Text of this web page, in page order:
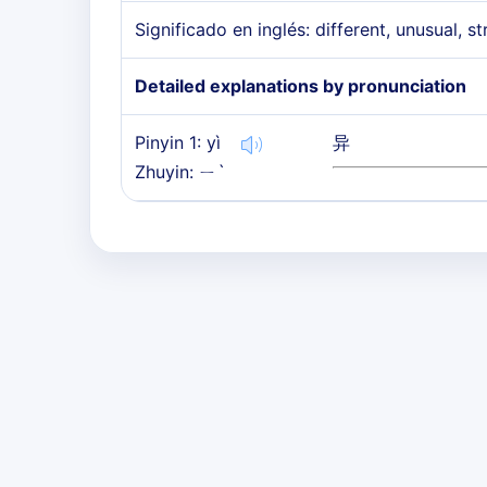
Significado en inglés: different, unusual,
Detailed explanations by pronunciation
Pinyin 1: yì
Zhuyin: ㄧˋ
异